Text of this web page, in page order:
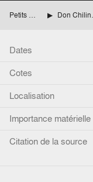
Petits Fonds
Dates
Cotes
Localisation
Importance matérielle
Citation de la source